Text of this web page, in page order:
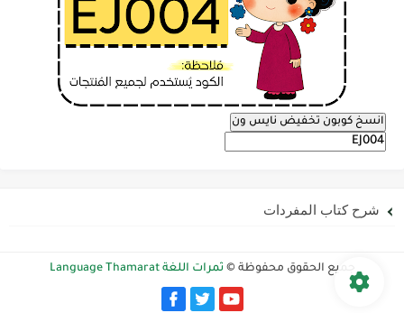
انسخ كوبون تخفيض نايس ون
شرح كتاب المفردات
جميع الحقوق محفوظة © ثمرات اللغة Language Thamarat